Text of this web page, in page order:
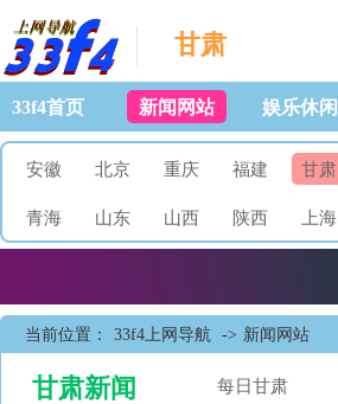
甘肃
33f4首页 新闻网站 娱乐休闲
安徽 北京 重庆 福建 甘肃
青海 山东 山西 陕西 上海
当前位置： 33f4上网导航 -> 新闻网站
甘肃新闻 每日甘肃